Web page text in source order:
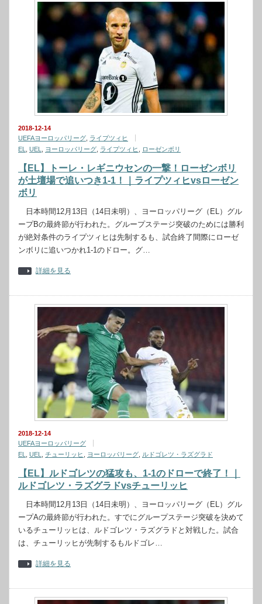
2018-12-14
UEFAヨーロッパリーグ ライプツィヒ
EL
UEL ヨーロッパリーグ ライプツィヒ ローゼンボリ
【EL】トーレ・レギニウセンの一撃！ローゼンボリ
が土壇場で追いつき1-1！｜ライプツィヒvsローゼン
ボリ
日本時間12月13日（14日未明）、ヨーロッパリーグ（EL）グル
ープBの最終節が行われた。グループステージ突破のためには勝利
が絶対条件のライプツィヒは先制するも、試合終了間際にローゼ
ンボリに追いつかれ1-1のドロー。グ…
詳細を見る
2018-12-14
UEFAヨーロッパリーグ
EL
UEL チューリッヒ ヨーロッパリーグ ルドゴレツ・ラズグラド
【EL】ルドゴレツの猛攻も、1-1のドローで終了！｜
ルドゴレツ・ラズグラドvsチューリッヒ
日本時間12月13日（14日未明）、ヨーロッパリーグ（EL）グル
ープAの最終節が行われた。すでにグループステージ突破を決めて
いるチューリッヒは、ルドゴレツ・ラズグラドと対戦した。試合
は、チューリッヒが先制するもルドゴレ…
詳細を見る